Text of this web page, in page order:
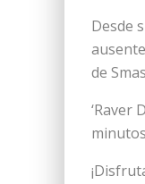
Desde
de
‘Raver